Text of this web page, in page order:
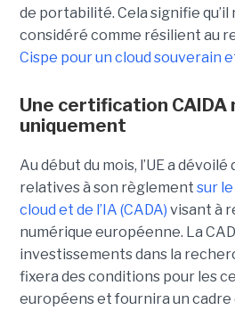
de portabilité. Cela signifie
considéré comme résilient au
Cispe pour un cloud souverain
Une certification CAIDA
uniquement
Au début du mois, l’UE a
relatives à son règlement sur
cloud et de l’IA (CADA) visant à
numérique européenne. La
investissements dans la
fixera des conditions pour les
européens et fournira un cadre